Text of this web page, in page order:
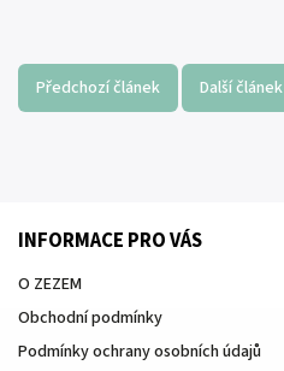
Předchozí článek Další článek
INFORMACE PRO VÁS
O ZEZEM
Obchodní podmínky
Podmínky ochrany osobních údajů